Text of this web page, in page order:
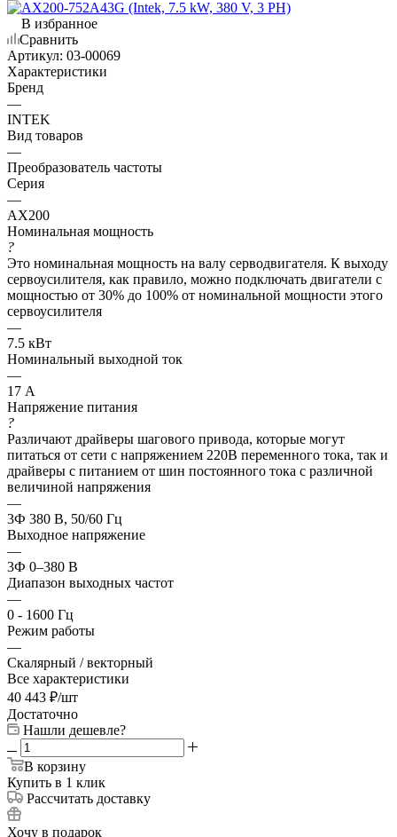
В избранное
Сравнить
Артикул: 03-00069
Характеристики
Бренд
—
INTEK
Вид товаров
—
Преобразователь частоты
Серия
—
AX200
Номинальная мощность
?
Это номинальная мощность на валу серводвигателя. К выходу
сервоусилителя, как правило, можно подключать двигатели с
мощностью от 30% до 100% от номинальной мощности этого
сервоусилителя
—
7.5 кВт
Номинальный выходной ток
—
17 А
Напряжение питания
?
Различают драйверы шагового привода, которые могут
питаться от сети с напряжением 220В переменного тока, так и
драйверы с питанием от шин постоянного тока с различной
величиной напряжения
—
3Ф 380 В, 50/60 Гц
Выходное напряжение
—
3Ф 0–380 В
Диапазон выходных частот
—
0 - 1600 Гц
Режим работы
—
Скалярный / векторный
Все характеристики
40 443 ₽/шт
Достаточно
Нашли дешевле?
В корзину
Купить в 1 клик
Рассчитать доставку
Хочу в подарок